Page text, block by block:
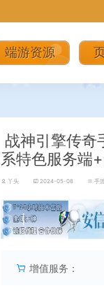
端游资源
战神引擎传奇
系特色服务端
丫头 2024-05-08 手
丨
增值服务：